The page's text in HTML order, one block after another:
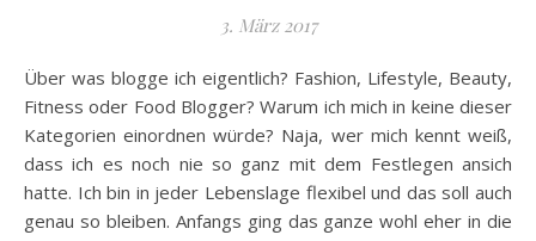
3. März 2017
Über was blogge ich eigentlich? Fashion, Lifestyle, Beauty,
Fitness oder Food Blogger? Warum ich mich in keine dieser
Kategorien einordnen würde? Naja, wer mich kennt weiß,
dass ich es noch nie so ganz mit dem Festlegen ansich
hatte. Ich bin in jeder Lebenslage flexibel und das soll auch
genau so bleiben. Anfangs ging das ganze wohl eher in die